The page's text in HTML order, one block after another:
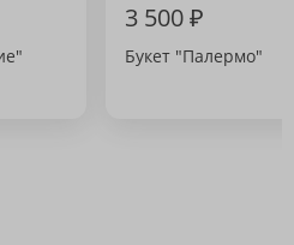
3 500 ₽
Букет "Палермо"